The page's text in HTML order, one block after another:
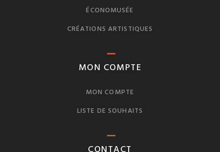
ÉCONOMUSÉE
CRÉATIONS ARTISTIQUES
MON COMPTE
MON COMPTE
LISTE DE SOUHAITS